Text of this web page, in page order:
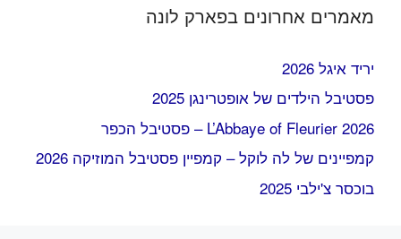
מאמרים אחרונים בפארק לונה
יריד איגל 2026
פסטיבל הילדים של אופטרינגן 2025
L’Abbaye of Fleurier 2026 – פסטיבל הכפר
קמפיינים של לה לוקל – קמפיין פסטיבל המוזיקה 2026
בוכסר צ'ילבי 2025